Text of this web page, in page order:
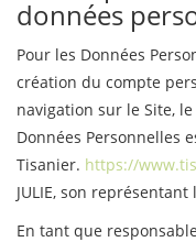
données
Pour les Données
création du compte
navigation sur le Site,
Données Personnelles
Tisanier. https://
JULIE, son représentant
En tant que